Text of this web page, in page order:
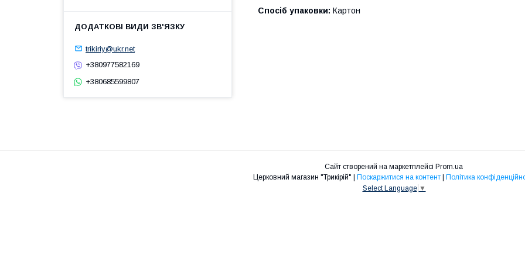
Спосіб упаковки: Картон
trikiriy@ukr.net
+380977582169
+380685599807
Сайт створений на маркетплейсі Prom.ua
Поскаржитися на контент
Політика
Select Language ▼